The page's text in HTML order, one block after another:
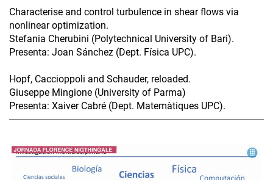
Characterise and control turbulence in shear flows via
nonlinear optimization.
Stefania Cherubini (Polytechnical University of Bari).
Presenta: Joan Sánchez (Dept. Física UPC).
Hopf, Caccioppoli and Schauder, reloaded.
Giuseppe Mingione (University of Parma)
Presenta: Xaiver Cabré (Dept. Matemàtiques UPC).